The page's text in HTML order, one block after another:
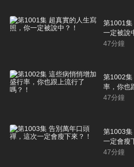
第1001
一定被說
47分鐘
第1002
率，你也
47分鐘
第1003集
一定會瘦
47分鐘